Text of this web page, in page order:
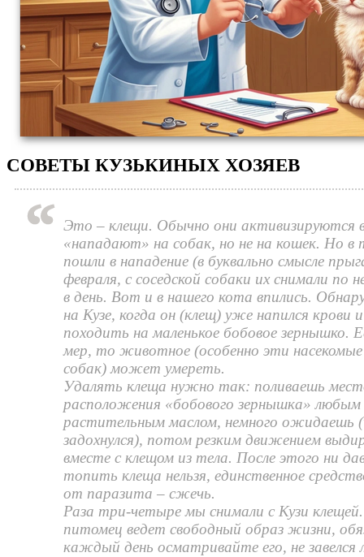
СОВЕТЫ КУЗЬКИНЫХ ХОЗЯЕВ
Это – клещи. Обычно они активизируются
«нападают» на собак, но не на кошек. Но в
пошли в нападение (в буквально смысле
февраля, с соседской собаки их снимали по
в день. Вот и в нашего кота впились.
на Кузе, когда он (клещ) уже напился крови
походить на маленькое бобовое зернышко.
мер, то животное (особенно эти
собак) может умереть.
Удалять клеща нужно так: поливаешь
расположения «бобового зернышка» любым
растительным маслом, немного ожидаешь
задохнулся), потом резким движением
вместе с клещом из тела. После этого ни
топить клеща нельзя, единственное
от паразита – сжечь.
Раза три-четыре мы снимали с Кузи
питомец ведет свободный образ жизни,
каждый день осматривайте его, не завелся